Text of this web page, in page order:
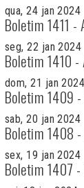
qua, 24 jan 2024
Boletim 1411 -
seg, 22 jan 2024
Boletim 1410
dom, 21 jan 2024
Boletim 1409
sab, 20 jan 2024
Boletim 1408
sex, 19 jan 2024
Boletim 1407